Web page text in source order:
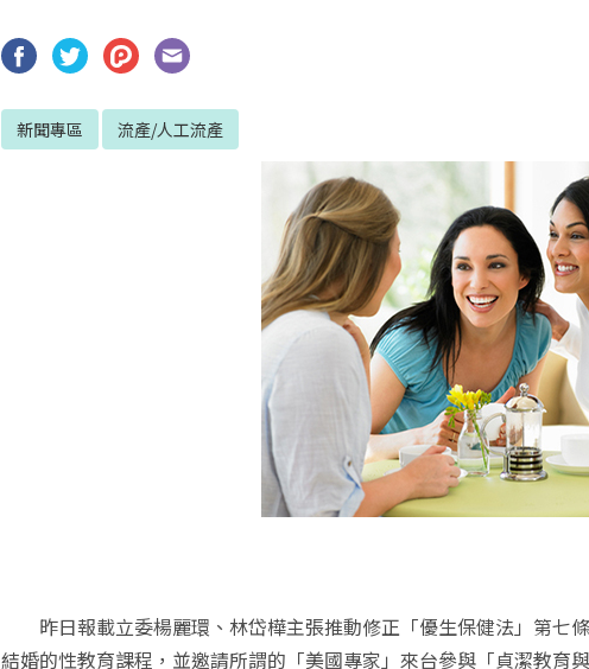
新聞專區 流產/人工流產
昨日報載立委楊麗環、林岱樺主張推動修正「優生保健法」第七
結婚的性教育課程，並邀請所謂的「美國專家」來台參與「貞潔教育